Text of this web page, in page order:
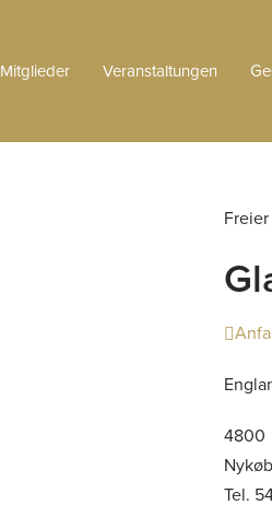
Mitglieder Veranstaltungen
4800
Tel.